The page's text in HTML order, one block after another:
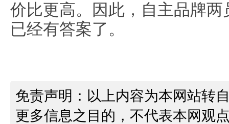
价比更高。因此，自主品牌
已经有答案了。
免责声明：以上内容为本网站转
更多信息之目的，不代表本网观